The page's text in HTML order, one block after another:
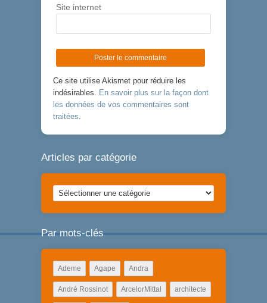
Site internet
Ce site utilise Akismet pour réduire les
indésirables. En savoir plus sur la façon dont
les données de vos commentaires sont
traitées.
Articles par catégorie
Articles
par
catégorie
Par mots-clés
Ademe Agape Andra
André Rossinot ArcelorMittal architecte